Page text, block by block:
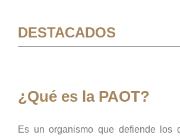
DESTACADOS
¿Qué es la PAOT?
Es un organismo que defiende los